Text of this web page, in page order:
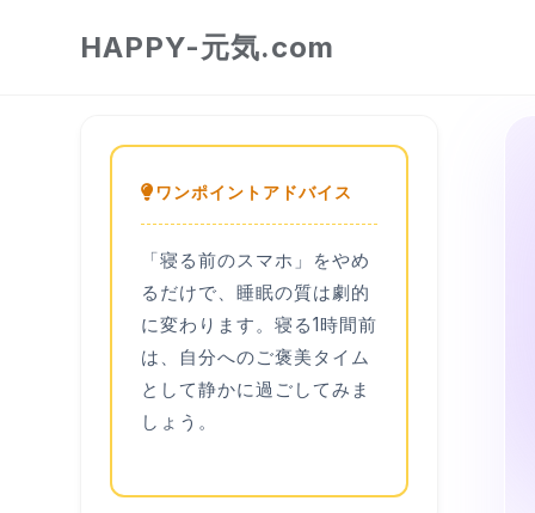
HAPPY-元気.com
ワンポイントアドバイス
「寝る前のスマホ」をやめ
るだけで、睡眠の質は劇的
に変わります。寝る1時間前
は、自分へのご褒美タイム
として静かに過ごしてみま
しょう。